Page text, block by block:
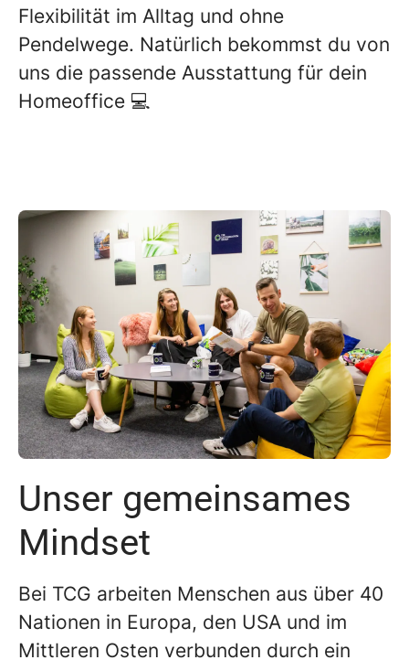
Flexibilität im Alltag und ohne
Pendelwege. Natürlich bekommst du von
uns die passende Ausstattung für dein
Homeoffice 💻
Unser gemeinsames
Mindset
Bei TCG arbeiten Menschen aus über 40
Nationen in Europa, den USA und im
Mittleren Osten verbunden durch ein